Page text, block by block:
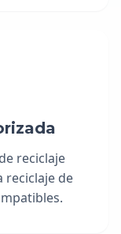
reciclaje
reciclaje de